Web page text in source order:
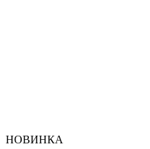
НОВИНКА